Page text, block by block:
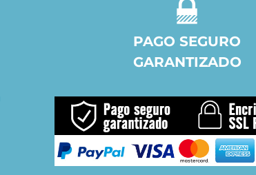
PAGO SEGURO
GARANTIZADO